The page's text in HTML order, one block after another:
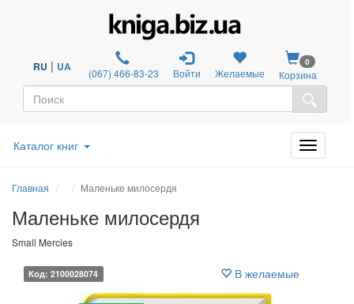
RU | UA (067) 466-83-23 Войти Желаемые
0
Корзина
Каталог книг
Главная Маленьке милосердя
Маленьке милосердя
Small Mercies
Код: 2100028074 В желаемые